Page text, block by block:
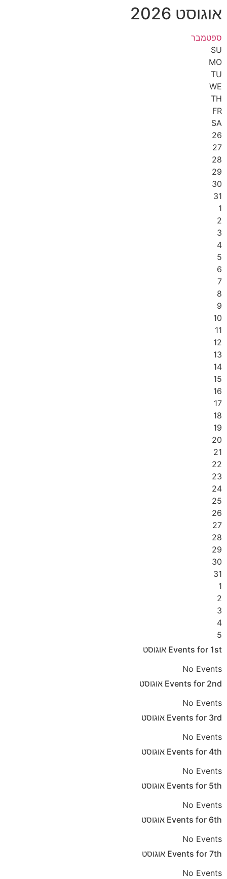
אוגוסט 2026
ספטמבר
SU
MO
TU
WE
TH
FR
SA
26
27
28
29
30
31
1
2
3
4
5
6
7
8
9
10
11
12
13
14
15
16
17
18
19
20
21
22
23
24
25
26
27
28
29
30
31
1
2
3
4
5
Events for 1st
אוגוסט
No Events
Events for 2nd
אוגוסט
No Events
Events for 3rd
אוגוסט
No Events
Events for 4th
אוגוסט
No Events
Events for 5th
אוגוסט
No Events
Events for 6th
אוגוסט
No Events
Events for 7th
אוגוסט
No Events